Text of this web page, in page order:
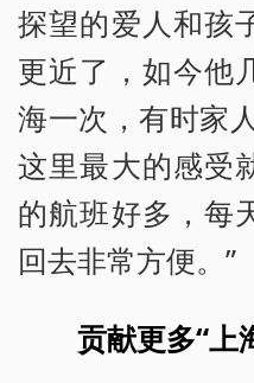
探望的爱人和孩
更近了，如今他
海一次，有时家
这里最大的感受
的航班好多，每
回去非常方便。”
贡献更多“上